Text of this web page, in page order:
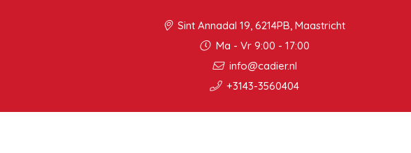
Sint Annadal 19, 6214PB, Maastricht
Ma - Vr 9:00 - 17:00
info@cadier.nl
+3143-3560404